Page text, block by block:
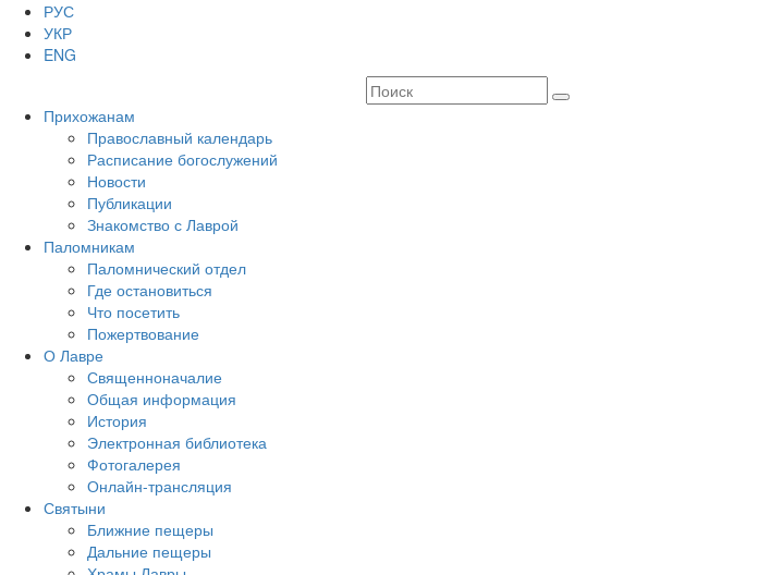
РУС
УКР
ENG
Прихожанам
Православный календарь
Расписание богослужений
Новости
Публикации
Знакомство с Лаврой
Паломникам
Паломнический отдел
Где остановиться
Что посетить
Пожертвование
О Лавре
Священноначалие
Общая информация
История
Электронная библиотека
Фотогалерея
Онлайн-трансляция
Святыни
Ближние пещеры
Дальние пещеры